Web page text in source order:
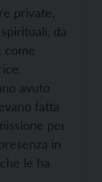
private,
da
come
avuto
fatta
per
in
le ha